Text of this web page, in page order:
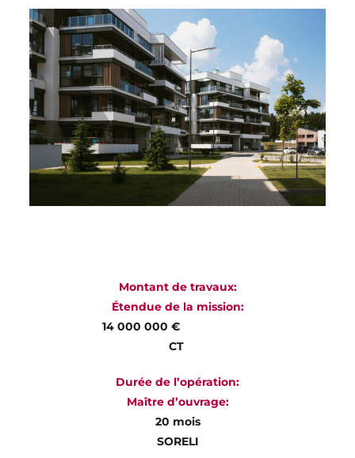
Montant de travaux:
Étendue de la mission:
14 000 000 €
CT
Durée de l’opération:
Maître d’ouvrage:
20 mois
SORELI